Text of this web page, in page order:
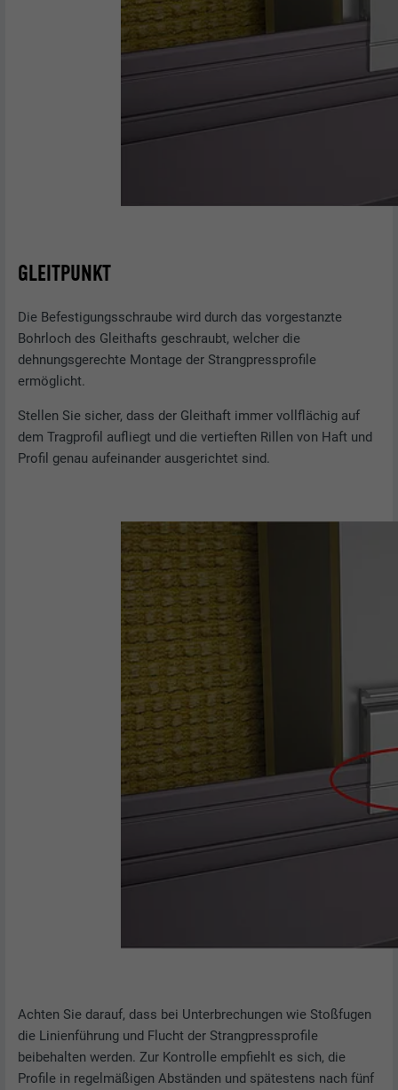
GLEITPUNKT
Die Befestigungsschraube wird durch das vorgestanzte
Bohrloch des Gleithafts geschraubt, welcher die
dehnungsgerechte Montage der Strangpressprofile
ermöglicht.
Stellen Sie sicher, dass der Gleithaft immer vollflächig auf
dem Tragprofil aufliegt und die vertieften Rillen von Haft und
Profil genau aufeinander ausgerichtet sind.
Achten Sie darauf, dass bei Unterbrechungen wie Stoßfugen
die Linienführung und Flucht der Strangpressprofile
beibehalten werden. Zur Kontrolle empfiehlt es sich, die
Profile in regelmäßigen Abständen und spätestens nach fünf